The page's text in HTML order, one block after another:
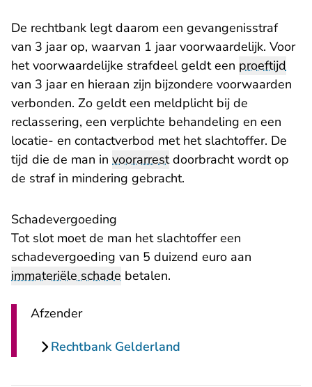
De rechtbank legt daarom een gevangenisstraf
van 3 jaar op, waarvan 1 jaar voorwaardelijk. Voor
het voorwaardelijke strafdeel geldt een proeftijd
van 3 jaar en hieraan zijn bijzondere voorwaarden
verbonden. Zo geldt een meldplicht bij de
reclassering, een verplichte behandeling en een
locatie- en contactverbod met het slachtoffer. De
tijd die de man in voorarrestdoorbracht wordt op
de straf in mindering gebracht.
Schadevergoeding
Tot slot moet de man het slachtoffer een
schadevergoeding van 5 duizend euro aan
immateriële schade betalen.
Afzender
Rechtbank Gelderland